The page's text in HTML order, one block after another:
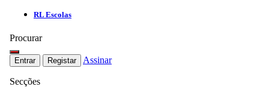
RL Escolas
Procurar
Entrar Registar Assinar
Secções